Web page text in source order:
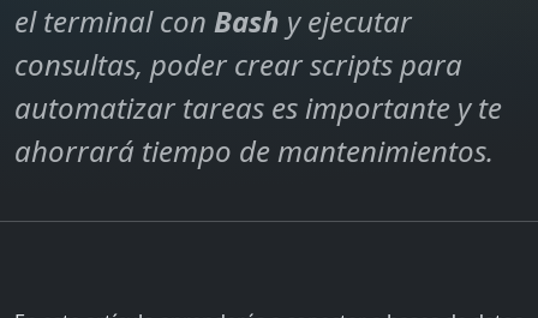
el terminal con Bash y ejecutar
consultas, poder crear scripts para
automatizar tareas es importante y te
ahorrará tiempo de mantenimientos.